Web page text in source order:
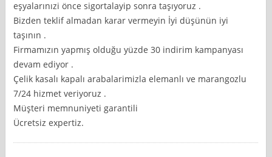
eşyalarınızi önce sigortalayip sonra taşıyoruz .
Bizden teklif almadan karar vermeyin İyi düşünün iyi
taşının .
Firmamızın yapmış olduğu yüzde 30 indirim kampanyası
devam ediyor .
Çelik kasalı kapalı arabalarimizla elemanlı ve marangozlu
7/24 hizmet veriyoruz .
Müşteri memnuniyeti garantili
Ücretsiz expertiz.